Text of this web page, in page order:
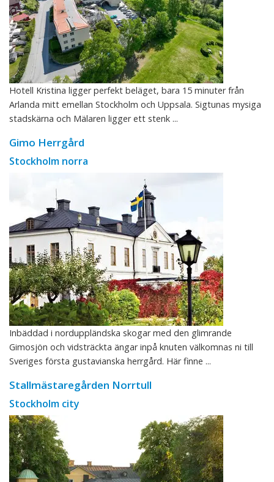
Hotell Kristina ligger perfekt beläget, bara 15 minuter från
Arlanda mitt emellan Stockholm och Uppsala. Sigtunas mysiga
stadskärna och Mälaren ligger ett stenk ...
Gimo Herrgård
Stockholm norra
Inbäddad i norduppländska skogar med den glimrande
Gimosjön och vidsträckta ängar inpå knuten välkomnas ni till
Sveriges första gustavianska herrgård. Här finne ...
Stallmästaregården Norrtull
Stockholm city